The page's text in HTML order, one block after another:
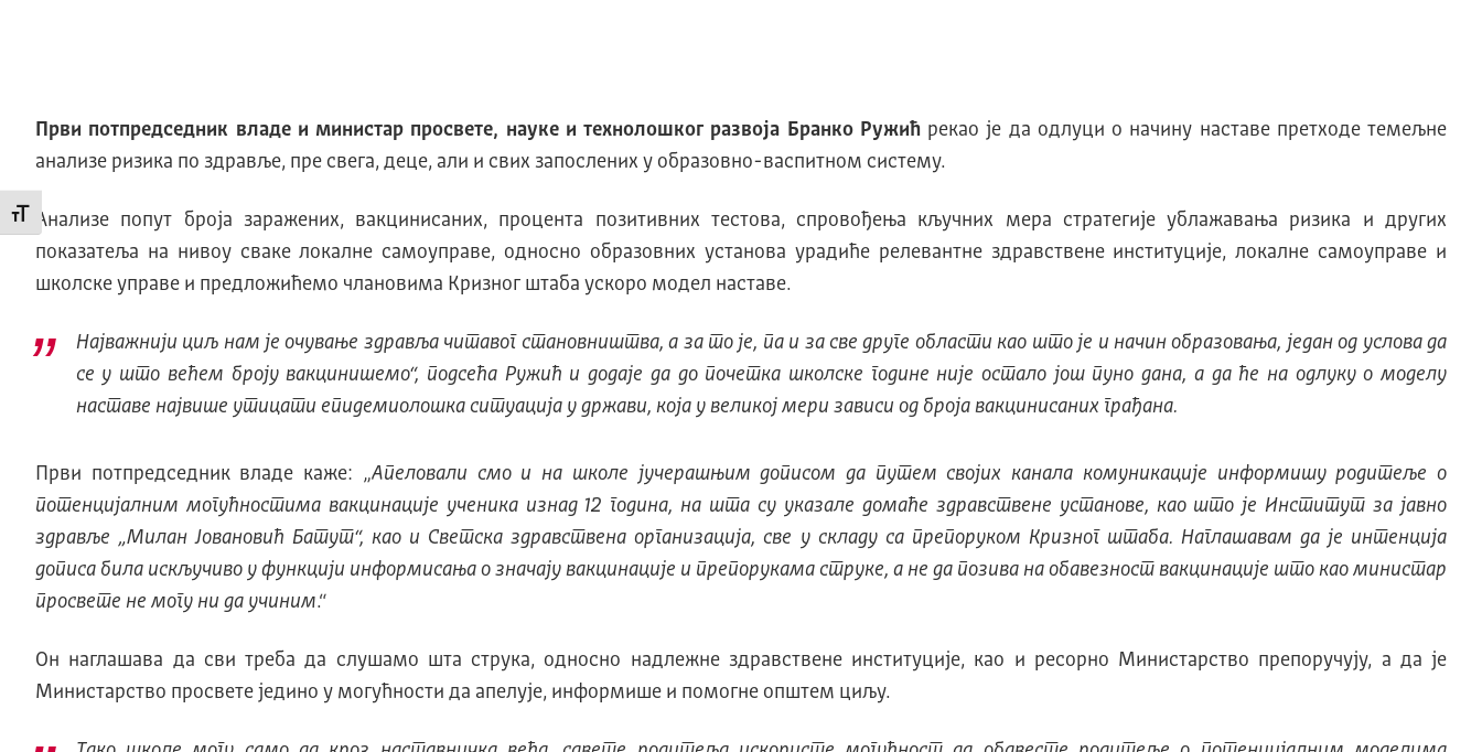
Промени величину слова
Први потпредседник владе и министар просвете, науке и технолошког развоја Бранко Ружићрекао је да одлуци о начину наставе претходе темељне
анализе ризика по здравље, пре свега, деце, али и свих запослених у образовно-васпитном систему.
Анализе попут броја заражених, вакцинисаних, процента позитивних тестова, спровођења кључних мера стратегије ублажавања ризика и других
показатеља на нивоу сваке локалне самоуправе, односно образовних установа урадиће релевантне здравствене институције, локалне самоуправе и
школске управе и предложићемо члановима Кризног штаба ускоро модел наставе.
Најважнији циљ нам је очување здравља читавог становништва, а за то је, па и за све друге области као што је и начин образовања, један од услова да
се у што већем броју вакцинишемо“, подсећа Ружић и додаје да до почетка школске године није остало још пуно дана, а да ће на одлуку о моделу
наставе највише утицати епидемиолошка ситуација у држави, која у великој мери зависи од броја вакцинисаних грађана.
Први потпредседник владе каже: „Апеловали смо и на школе јучерашњим дописом да путем својих канала комуникације информишу родитеље о
потенцијалним могућностима вакцинације ученика изнад 12 година, на шта су указале домаће здравствене установе, као што је Институт за јавно
здравље „Милан Јовановић Батут“, као и Светска здравствена организација, све у складу са препоруком Кризног штаба. Наглашавам да је интенција
дописа била искључиво у функцији информисања о значају вакцинације и препорукама струке, а не да позива на обавезност вакцинације што као министар
просвете не могу ни да учиним.“
Он наглашава да сви треба да слушамо шта струка, односно надлежне здравствене институције, као и ресорно Министарство препоручују, а да је
Министарство просвете једино у могућности да апелује, информише и помогне општем циљу.